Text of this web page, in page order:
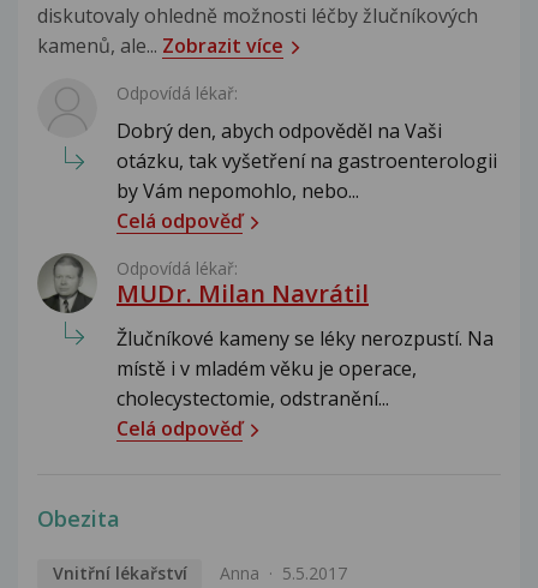
diskutovaly ohledně možnosti léčby žlučníkových
kamenů, ale... Zobrazit více
Odpovídá lékař:
Dobrý den, abych odpověděl na Vaši
otázku, tak vyšetření na gastroenterologii
by Vám nepomohlo, nebo...
Celá odpověď
Odpovídá lékař:
MUDr. Milan Navrátil
Žlučníkové kameny se léky nerozpustí. Na
místě i v mladém věku je operace,
cholecystectomie, odstranění...
Celá odpověď
Obezita
Vnitřní lékařství Anna 5.5.2017